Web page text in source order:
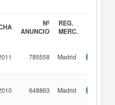
Nº
ANUNCIO
REG.
MERC.
785558 Madrid
648863 Madrid